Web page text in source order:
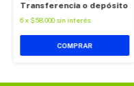
Transferencia o depósito
6x $58.000 sin interés